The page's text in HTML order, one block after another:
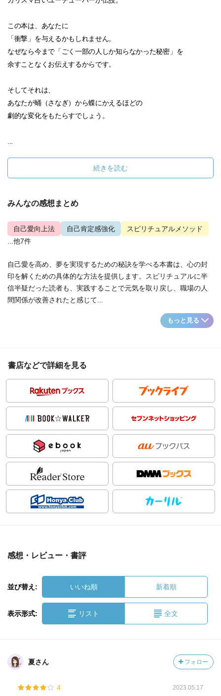
この本は、あなたに
「衝撃」を与えるかもしれません。
なぜなら今まで「ごく一部の人しか知らなかった秘密」を
余すことなくお伝えするからです。
そしてそれは、
あなたが蛹（さなぎ）から蝶にかえるほどの
劇的な変化をもたらすでしょう。
続きを読む
みんなの感想まとめ
自己愛向上法 自己肯定感強化
スピリチュアルメソッド
...他7件
自己愛を高め、夢を実現するための秘訣を学べる本書は、心の封
印を解くための具体的な方法を提供します。スピリチュアルに半
信半疑だった読者も、実践することで元気を取り戻し、職場の人
間関係が改善されたと感じて...
もっと見る
書店などで詳細を見る
感想・レビュー・書評
並び替え: いいね順 新着順
表示形式: リスト 全文
夏さん フォロー
4 2023.05.17